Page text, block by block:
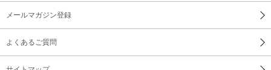
メールマガジン登録
よくあるご質問